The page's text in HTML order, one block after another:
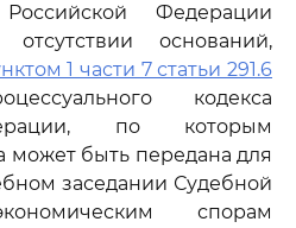
Федерации
оснований,
1 части 7 статьи 291.6
кодекса
по которым
может быть передана для
заседании Судебной
спорам